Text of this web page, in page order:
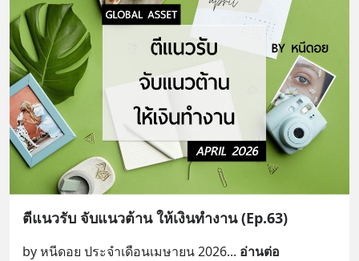
ตีแนวรับ จับแนวต้าน ให้เงินทำงาน (Ep.63)
by หนีดอย ประจำเดือนเมษายน 2026... อ่านต่อ